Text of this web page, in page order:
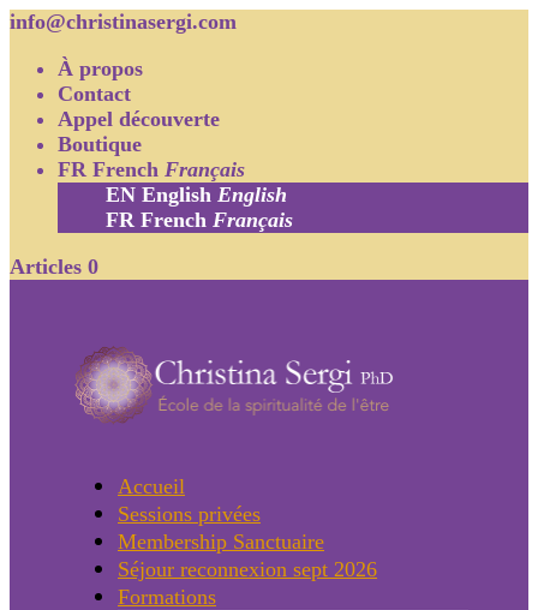
info@christinasergi.com
À propos
Contact
Appel découverte
Boutique
FR French Français
EN English English
FR French Français
Articles 0
Accueil
Sessions privées
Membership Sanctuaire
Séjour reconnexion sept 2026
Formations